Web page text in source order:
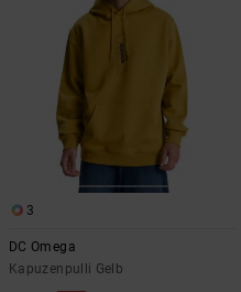
3
DC Omega
Kapuzenpulli Gelb